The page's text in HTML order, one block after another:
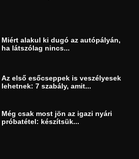
Miért alakul ki dugó az autópályán,
ha látszólag nincs...
Az első esőcseppek is veszélyesek
lehetnek: 7 szabály, amit...
Még csak most jön az igazi nyári
próbatétel: készítsük...